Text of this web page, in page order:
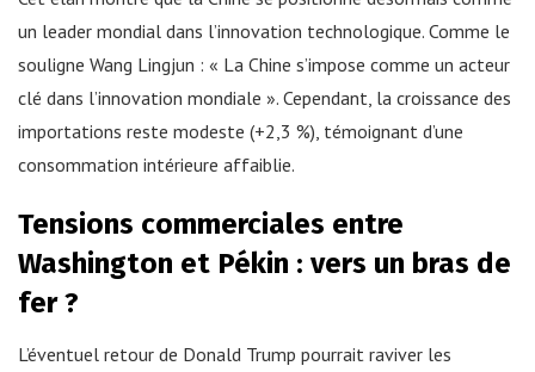
un leader mondial dans l’innovation technologique. Comme le
souligne Wang Lingjun : « La Chine s’impose comme un acteur
clé dans l’innovation mondiale ». Cependant, la croissance des
importations reste modeste (+2,3 %), témoignant d’une
consommation intérieure affaiblie.
Tensions commerciales entre
Washington et Pékin : vers un bras de
fer ?
L’éventuel retour de Donald Trump pourrait raviver les